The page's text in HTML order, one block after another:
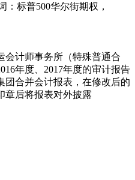
：标普500华尔街期权，
计师事务所（特殊普通合
度、2017年度的审计报告
合并会计报表，在修改后的
章后将报表对外披露